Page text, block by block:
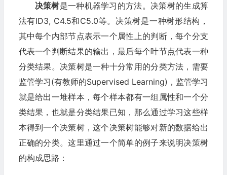
决策树是一种机器学习的方法。决策树的生成算
法有ID3, C4.5和C5.0等。决策树是一种树形结构，
其中每个内部节点表示一个属性上的判断，每个分支
代表一个判断结果的输出，最后每个叶节点代表一种
分类结果。决策树是一种十分常用的分类方法，需要
监管学习(有教师的Supervised Learning)，监管学习
就是给出一堆样本，每个样本都有一组属性和一个分
类结果，也就是分类结果已知，那么通过学习这些样
本得到一个决策树，这个决策树能够对新的数据给出
正确的分类。这里通过一个简单的例子来说明决策树
的构成思路：